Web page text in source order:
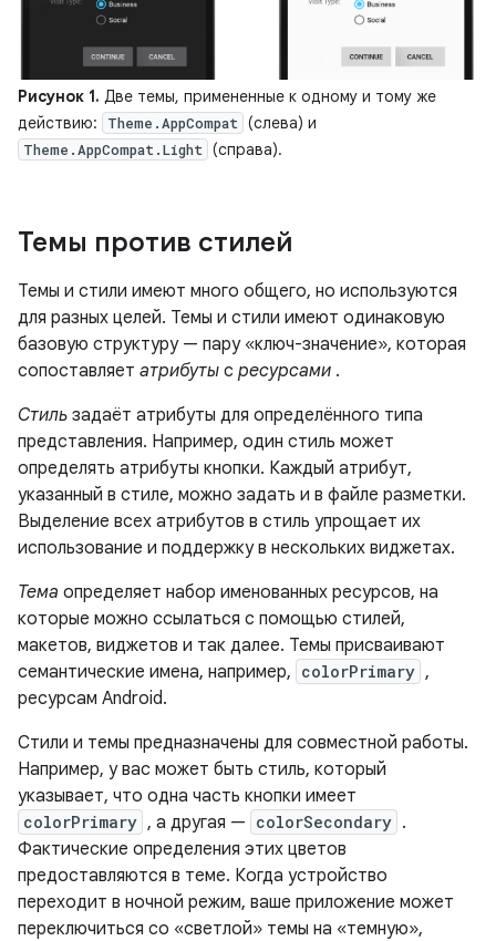
Рисунок 1. Две темы, примененные к одному и тому же
действию:
Theme.AppCompat (слева) и
Theme.AppCompat.Light (справа).
Темы против стилей
Темы и стили имеют много общего, но используются
для разных целей. Темы и стили имеют одинаковую
базовую структуру — пару «ключ-значение», которая
сопоставляет атрибуты с ресурсами .
Стиль задаёт атрибуты для определённого типа
представления. Например, один стиль может
определять атрибуты кнопки. Каждый атрибут,
указанный в стиле, можно задать и в файле разметки.
Выделение всех атрибутов в стиль упрощает их
использование и поддержку в нескольких виджетах.
Тема определяет набор именованных ресурсов, на
которые можно ссылаться с помощью стилей,
макетов, виджетов и так далее. Темы присваивают
семантические имена, например, colorPrimary ,
ресурсам Android.
Стили и темы предназначены для совместной работы.
Например, у вас может быть стиль, который
указывает, что одна часть кнопки имеет
colorPrimary , а другая — colorSecondary .
Фактические определения этих цветов
предоставляются в теме. Когда устройство
переходит в ночной режим, ваше приложение может
переключиться со «светлой» темы на «темную»,